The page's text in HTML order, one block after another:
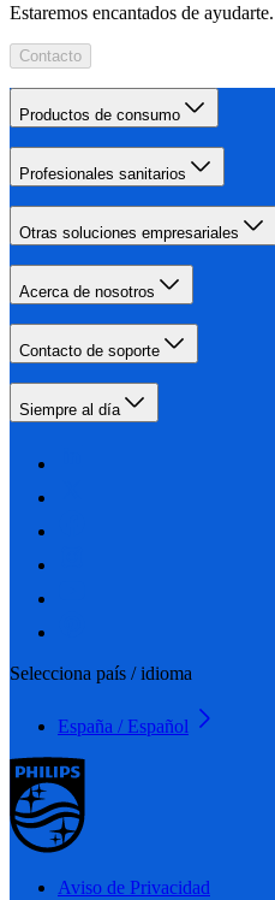
Estaremos encantados de ayudarte.
Contacto
Productos de consumo
Profesionales sanitarios
Otras soluciones empresariales
Acerca de nosotros
Contacto de soporte
Siempre al día
Selecciona país / idioma
España / Español
Aviso de Privacidad